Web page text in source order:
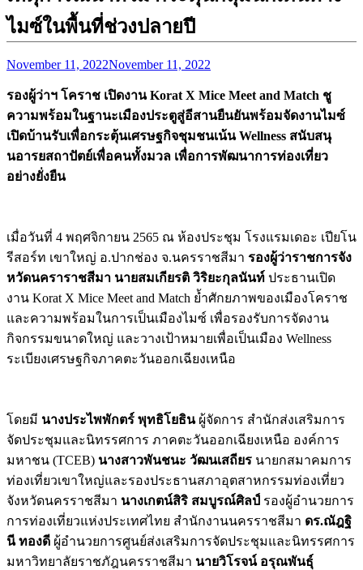
ไมซ์ในพื้นที่ช่วงปลายปี
November 11, 2022November 11, 2022
รองผู้ว่าฯ โคราช เปิดงานKorat X Mice Meet and Match ชู
ความพร้อมในฐานะเมืองประตูสู่อีสานยืนยันพร้อมจัดงานไมซ์
เปิดบ้านรับเพื่อกระตุ้นเศรษฐกิจชุมชนเน้น Wellness สนับสนุ
นอารยสถาปัตย์เพื่อคนทั้งมวล เพื่อการพัฒนาการท่องเที่ยว
อย่างยั่งยืน
เมื่อวันที่ 4 พฤศจิกายน 2565 ณ ห้องประชุม โรงแรมเดอะ เปียโน
รีสอร์ท เขาใหญ่ อ.ปากช่อง จ.นครราชสีมา รองผู้ว่าราชการจัง
หวัดนคราราชสีมา นายสมเกียรติ วิริยะกุลนันท์ ประธานเปิด
งาน Korat X Mice Meet and Match ย้ำศักยภาพของเมืองโคราช
และความพร้อมในการเป็นเมืองไมซ์ เพื่อรองรับการจัดงาน
กิจกรรมขนาดใหญ่ และวางเป้าหมายเพื่อเป็นเมือง Wellness
ระเบียงเศรษฐกิจภาคตะวันออกเฉียงเหนือ
โดยมี นางประไพพักตร์ พุทธิโยธินผู้จัดการ สำนักส่งเสริมการ
จัดประชุมและนิทรรศการ ภาคตะวันออกเฉียงเหนือ องค์การ
มหาชน (TCEB) นางสาวพันชนะ วัฒนเสถียร นายกสมาคมการ
ท่องเที่ยวเขาใหญ่และรองประธานสภาอุตสาหกรรมท่องเที่ยว
จังหวัดนครราชสีมา นางเกตน์สิริ สมบูรณ์ศิลป์ รองผู้อำนวยการ
การท่องเที่ยวแห่งประเทศไทย สำนักงานนครราชสีมา ดร.ณัฎฐิ
นี ทองดี ผู้อำนวยการศูนย์ส่งเสริมการจัดประชุมและนิทรรศการ
มหาวิทยาลัยราชภัฎนครราชสีมา นายวิโรจน์ อรุณพันธุ์